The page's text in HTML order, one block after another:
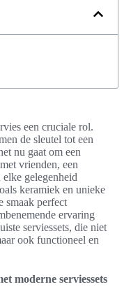
een cruciale rol.
de sleutel tot een
nu gaat om een
vrienden, een
gelegenheid
keramiek en unieke
smaak perfect
ervaring
serviessets, die niet
ook functioneel en
moderne serviessets